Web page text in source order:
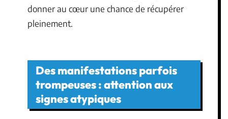
donner au cœur une chance de récupérer
pleinement.
Des manifestations parfois
trompeuses : attention aux
signes atypiques